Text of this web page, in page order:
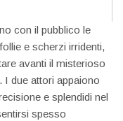
con il pubblico le
e scherzi irridenti,
avanti il misterioso
I due attori appaiono
e splendidi nel
spesso